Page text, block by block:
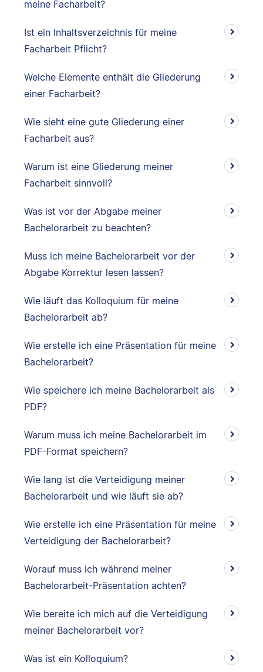
meine Facharbeit?
Ist ein Inhaltsverzeichnis für meine
Facharbeit Pflicht?
Welche Elemente enthält die Gliederung
einer Facharbeit?
Wie sieht eine gute Gliederung einer
Facharbeit aus?
Warum ist eine Gliederung meiner
Facharbeit sinnvoll?
Was ist vor der Abgabe meiner
Bachelorarbeit zu beachten?
Muss ich meine Bachelorarbeit vor der
Abgabe Korrektur lesen lassen?
Wie läuft das Kolloquium für meine
Bachelorarbeit ab?
Wie erstelle ich eine Präsentation für meine
Bachelorarbeit?
Wie speichere ich meine Bachelorarbeit als
PDF?
Warum muss ich meine Bachelorarbeit im
PDF-Format speichern?
Wie lang ist die Verteidigung meiner
Bachelorarbeit und wie läuft sie ab?
Wie erstelle ich eine Präsentation für meine
Verteidigung der Bachelorarbeit?
Worauf muss ich während meiner
Bachelorarbeit-Präsentation achten?
Wie bereite ich mich auf die Verteidigung
meiner Bachelorarbeit vor?
Was ist ein Kolloquium?